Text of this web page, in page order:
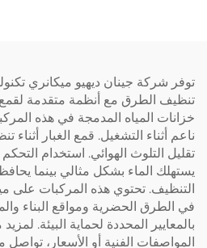
شركة جينان ديهيو ميكانري تكنولوجي
الطرق مع أنظمة متقدمة لقمع
المياه المدمجة في هذه المركبات
أثناء التشغيل. قمع الغبار أثناء
التلوث الهوائي. استخدام التحكم في
الماء بشكل مثالي بينما يحافظ
تحتوي هذه المركبات على ميزات
الحضرية ومواقع البناء والمناطق
المحددة لحماية البيئة. لمزيد من
الفنية أو الأسعار، تواصل مع